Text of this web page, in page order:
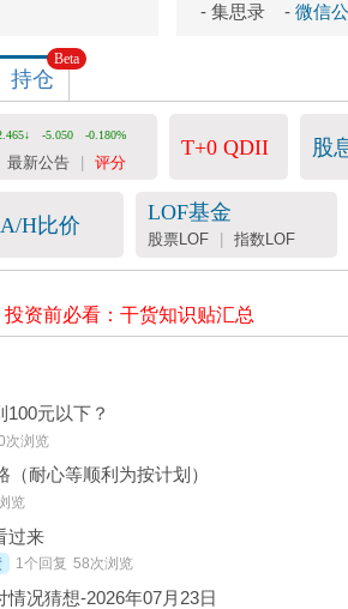
元/月
- 集思录 - 微信
持仓
Beta
-5.050 -0.180%
最新公告 评分
T+0 QDII 股
A/H比价
LOF基金
股票LOF | 指数LOF
投资前必看：干货知识贴汇总
元以下？
次浏览
（耐心等顺利为按计划）
览
过来
1个回复 58次浏览
况猜想-2026年07月23日